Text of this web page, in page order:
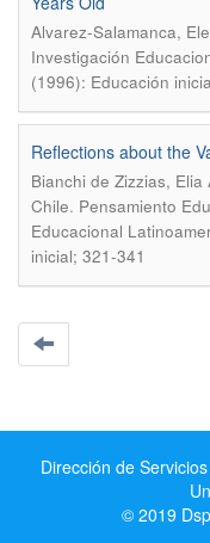
Alvarez-Salamanca,
Investigación
(1996): Educación
Reflections about the
Bianchi de Zizzias,
Chile. Pensamiento
Educacional
inicial; 321-341
Dirección de
© 2019